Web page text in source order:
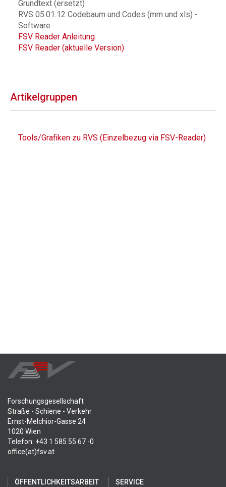
Grundtext (ersetzt)
RVS 05.01.12 Codebaum und Codes (mm und xls) -
Software
FSV Reader Anleitung
FSV Reader (aktuelle Version)
Artikelgruppen
Tools/Grafiken zu RVS (Einzelbezug via FSV-Reader)
Forschungsgesellschaft
Straße - Schiene - Verkehr
Ernst-Melchior-Gasse 24
1020 Wien
Telefon: +43 1 585 55 67 -0
office(at)fsv.at
ÖFFENTLICHKEITSARBEIT SERVICE